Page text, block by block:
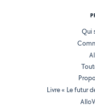
Qui
Livre « Le futur